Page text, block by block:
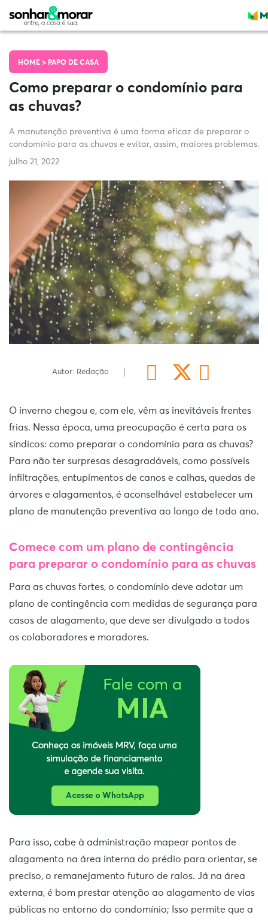
HOME > PAPO DE CASA
Como preparar o condomínio para
as chuvas?
A manutenção preventiva é uma forma eficaz de preparar o
condomínio para as chuvas e evitar, assim, maiores problemas.
julho 21, 2022
Autor: Redação
O inverno chegou e, com ele, vêm as inevitáveis frentes
frias. Nessa época, uma preocupação é certa para os
síndicos: como preparar o condomínio para as chuvas?
Para não ter surpresas desagradáveis, como possíveis
infiltrações, entupimentos de canos e calhas, quedas de
árvores e alagamentos, é aconselhável estabelecer um
plano de manutenção preventiva ao longo de todo ano.
Comece com um plano de contingência
para preparar o condomínio para as chuvas
Para as chuvas fortes, o condomínio deve adotar um
plano de contingência com medidas de segurança para
casos de alagamento, que deve ser divulgado a todos
os colaboradores e moradores.
Para isso, cabe à administração mapear pontos de
alagamento na área interna do prédio para orientar, se
preciso, o remanejamento futuro de ralos. Já na área
externa, é bom prestar atenção ao alagamento de vias
públicas no entorno do condomínio; Isso permite que a